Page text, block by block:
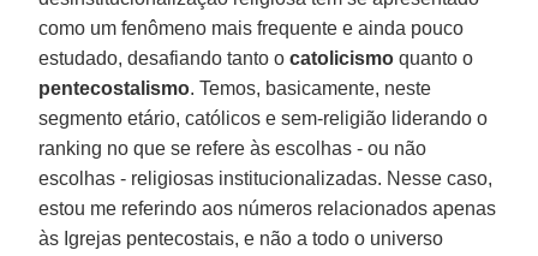
como um fenômeno mais frequente e ainda pouco
estudado, desafiando tanto ocatolicismo quanto o
pentecostalismo. Temos, basicamente, neste
segmento etário, católicos e sem-religião liderando o
ranking no que se refere às escolhas - ou não
escolhas - religiosas institucionalizadas. Nesse caso,
estou me referindo aos números relacionados apenas
às Igrejas pentecostais, e não a todo o universo